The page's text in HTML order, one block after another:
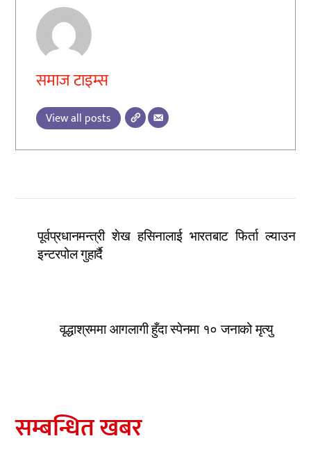
समाज टाइम्स
View all posts
पूर्वप्रधानमन्त्री शेख हसिनालाई भारतबाट फिर्ता ल्याउन
इन्टरपोल गुहार्दै
वृद्धाश्रममा आगलागी हुँदा स्पेनमा १० जनाको मृत्यु
सम्बन्धित खबर